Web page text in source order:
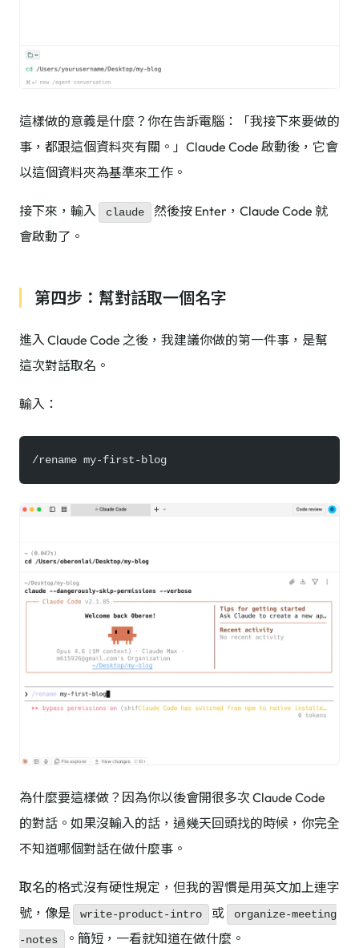
這樣做的意義是什麼？你在告訴電腦：「我接下來要做的
事，都跟這個資料夾有關。」Claude Code 啟動後，它會
以這個資料夾為基準來工作。
接下來，輸入 claude
然後按 Enter，Claude Code 就
會啟動了。
第四步：幫對話取一個名字
進入 Claude Code 之後，我建議你做的第一件事，是幫
這次對話取名。
輸入：
/rename my-first-blog
為什麼要這樣做？因為你以後會開很多次 Claude Code
的對話。如果沒輸入的話，過幾天回頭找的時候，你完全
不知道哪個對話在做什麼事。
取名的格式沒有硬性規定，但我的習慣是用英文加上連字
號，像是
write-product-intro 或
organize-meeting
-notes
。簡短，一看就知道在做什麼。